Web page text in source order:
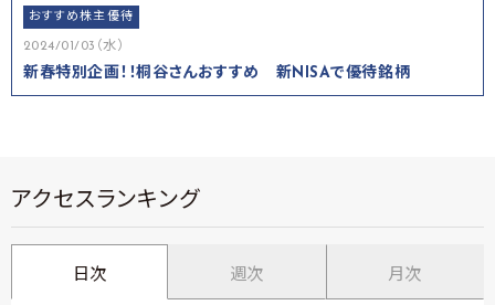
おすすめ株主優待
2024/01/03（水）
新春特別企画！！桐谷さんおすすめ 新NISAで優待銘柄
アクセスランキング
日次 週次 月次